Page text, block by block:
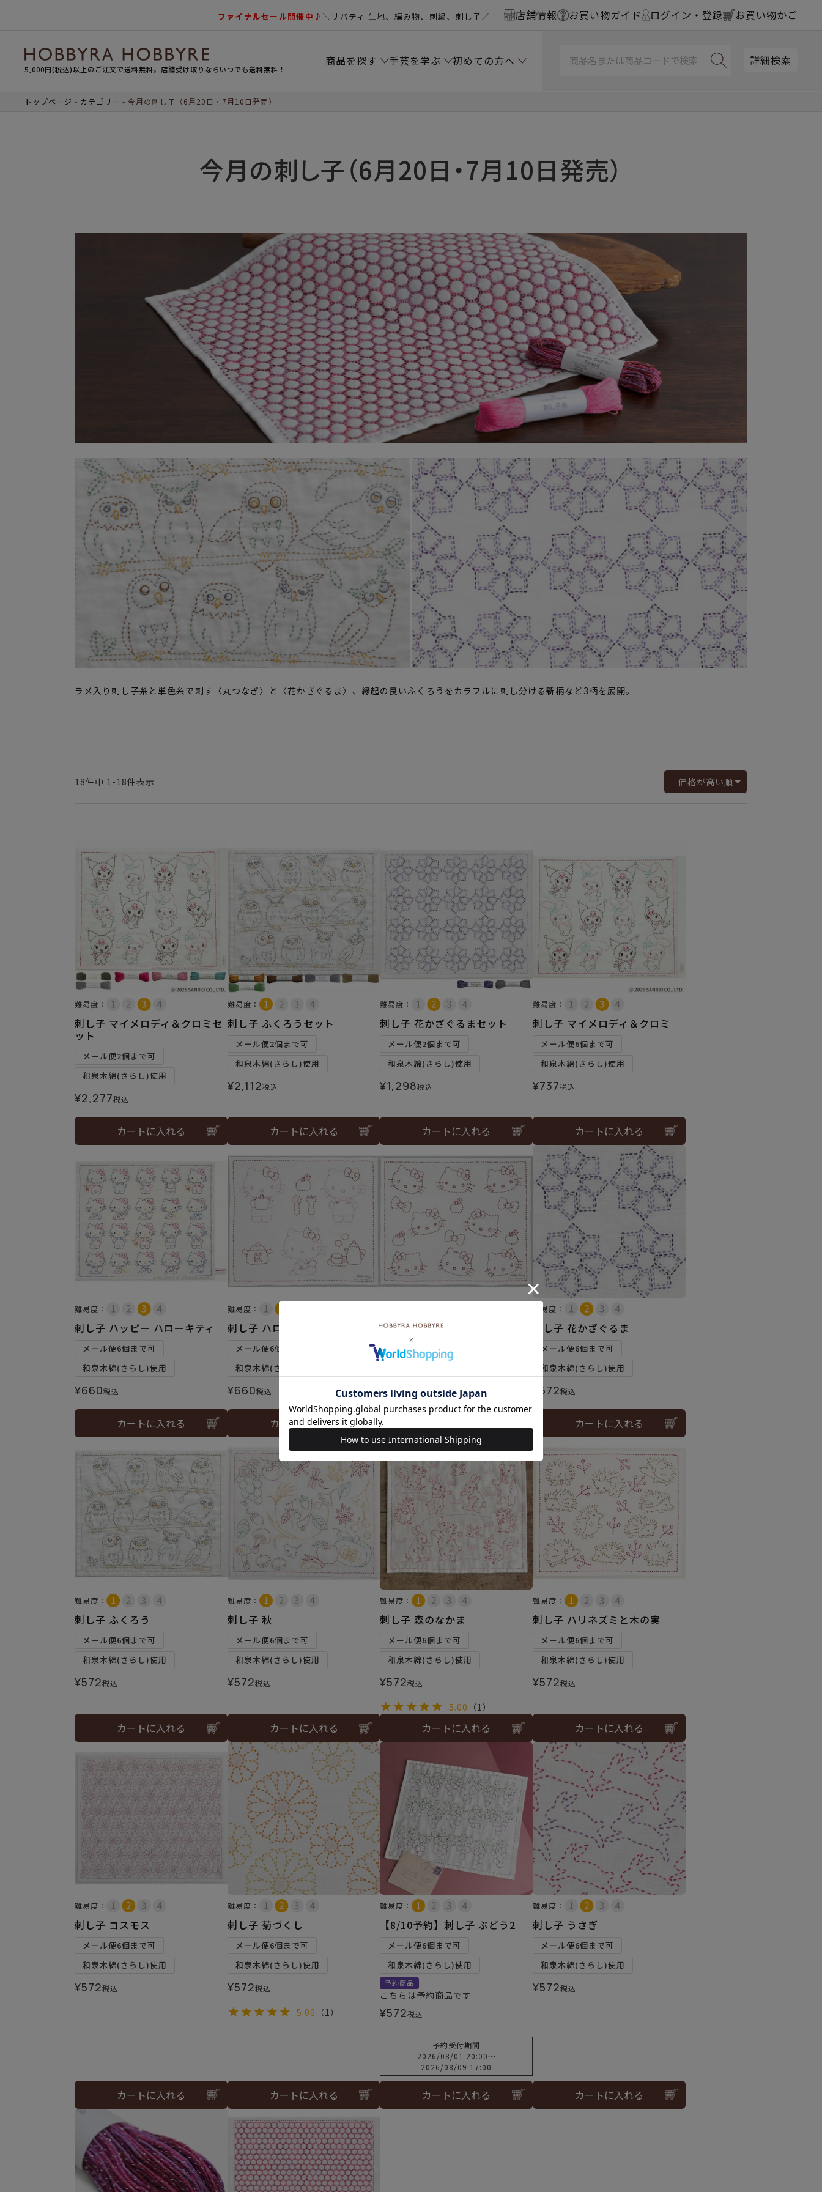
ファイナルセール開催中♪＼リバティ 生地、編み物、刺繍、刺し子／ 店舗情報 お買い物ガイド ログイン・登録 お買い物かご
5,000円(税込)以上のご注文で送料無料。店舗受け取りならいつでも送料無料！
商品を探す 手芸を学ぶ 初めての方へ 詳細検索
トップページ カテゴリー 今月の刺し子（6月20日・7月10日発売）
今月の刺し子（6月20日・7月10日発売）
ラメ入り刺し子糸と単色糸で刺す〈丸つなぎ〉と〈花かざぐるま〉、縁起の良いふくろうをカラフルに刺し分ける新柄など3柄を展開。
価格が高い順
18件中 1 -18件表示
難易度：
刺し子 マイメロディ＆クロミセ
ット
メール便2個まで可
和泉木綿(さらし)使用
¥2,277税込
カートに入れる
難易度：
刺し子 ふくろうセット
メール便2個まで可
和泉木綿(さらし)使用
¥2,112税込
カートに入れる
難易度：
刺し子 花かざぐるまセット
メール便2個まで可
和泉木綿(さらし)使用
¥1,298税込
カートに入れる
難易度：
刺し子 マイメロディ＆クロミ
メール便6個まで可
和泉木綿(さらし)使用
¥737税込
カートに入れる
難易度：
刺し子 ハッピー ハローキティ
メール便6個まで可
和泉木綿(さらし)使用
¥660税込
カートに入れる
難易度：
刺し子 ハローキティ
メール便6個まで可
和泉木綿(さらし)使用
¥660税込
カートに入れる
刺し子 キティ＆ミミィ
メール便6個まで可
¥660税込
難易度：
刺し子 花かざぐるま
メール便6個まで可
和泉木綿(さらし)使用
572税込
カートに入れる
難易度：
刺し子 ふくろう
メール便6個まで可
和泉木綿(さらし)使用
¥572税込
カートに入れる
難易度：
刺し子 秋
メール便6個まで可
和泉木綿(さらし)使用
¥572税込
カートに入れる
難易度：
刺し子 森のなかま
メール便6個まで可
和泉木綿(さらし)使用
¥572税込
5.00 （1）
カートに入れる
難易度：
刺し子 ハリネズミと木の実
メール便6個まで可
和泉木綿(さらし)使用
¥572税込
カートに入れる
難易度：
刺し子 コスモス
メール便6個まで可
和泉木綿(さらし)使用
¥572税込
カートに入れる
難易度：
刺し子 菊づくし
メール便6個まで可
和泉木綿(さらし)使用
¥572税込
5.00 （1）
カートに入れる
難易度：
【8/10予約】刺し子 ぶどう2
メール便6個まで可
和泉木綿(さらし)使用
予約商品
こちらは予約商品です
¥572税込
予約受付期間
2026/08/01 20:00〜
2026/08/09 17:00
カートに入れる
難易度：
刺し子 うさぎ
メール便6個まで可
和泉木綿(さらし)使用
¥572税込
カートに入れる